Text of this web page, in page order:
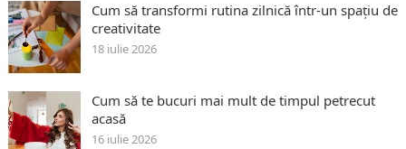
Cum să transformi rutina zilnică într-un spațiu de
creativitate
18 iulie 2026
Cum să te bucuri mai mult de timpul petrecut
acasă
16 iulie 2026